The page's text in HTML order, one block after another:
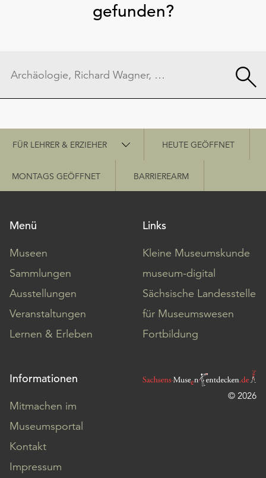
gefunden?
Schnellzugriff
FÜR LEHRER & ERZIEHER HEUTE GEÖFFNET
MONTAGS GEÖFFNET BARRIEREARM
Menü
Museen
Sammlungen
Ausstellungen
Veranstaltungen
Lernen & Erleben
Links
Kleine Museumskunde
museum-digital
Sächsische Landesstelle
für Museumswesen
Fortbildung
Informationen
Mitmachen im
Museumsportal
Kontakt
Impressum
© 2026